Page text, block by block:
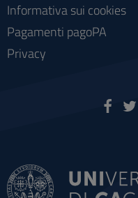
Informativa sui cookies
Pagamenti pagoPA
Privacy